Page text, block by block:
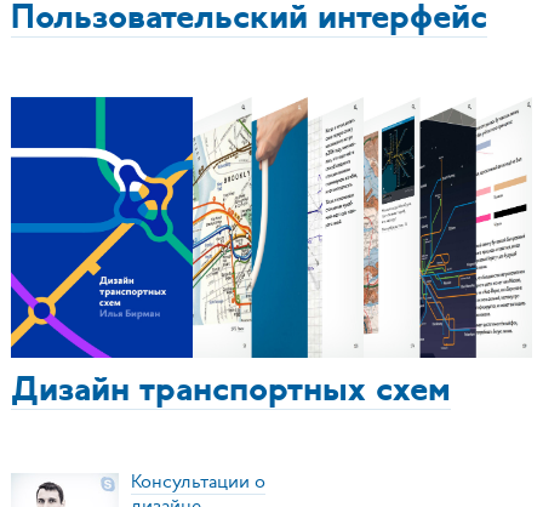
Пользовательский интерфейс
Дизайн транспортных схем
Консультации о